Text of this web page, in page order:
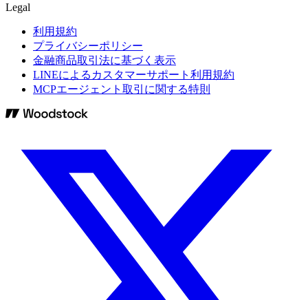
Legal
利用規約
プライバシーポリシー
金融商品取引法に基づく表示
LINEによるカスタマーサポート利用規約
MCPエージェント取引に関する特則